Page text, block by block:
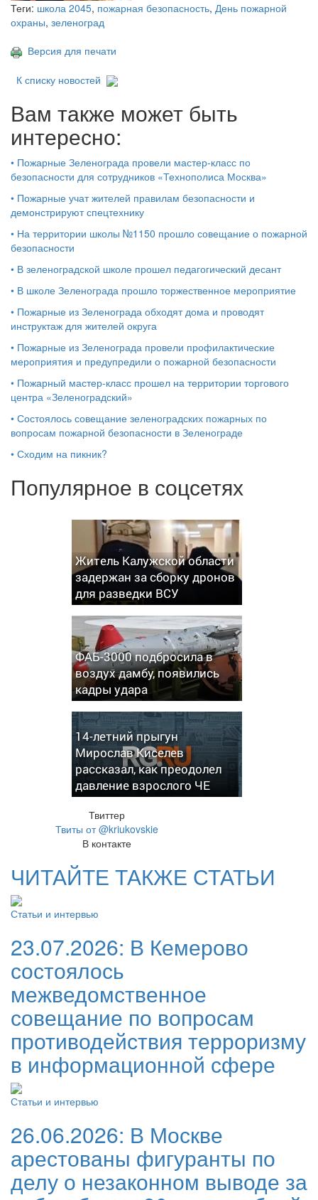
Теги: школа 2045, пожарная безопасность, День пожарной
охраны, зеленоград
Версия для печати
К списку новостей
Вам также может быть
интересно:
• Пожарные Зеленограда провели мастер-класс по
безопасности для сотрудников «Технополиса Москва»
• Пожарные учат жителей правилам безопасности и
демонстрируют спецтехнику
• На территории школы №1150 прошло совещание о пожарной
безопасности
• В зеленоградской школе прошел педагогический десант
• В школе Зеленограда прошло торжественное мероприятие
• Пожарные из Зеленограда обходят дома и проводят
инструктаж для жителей округа
• Пожарные из Зеленограда провели профилактические
мероприятия и предупредили о пожарной безопасности
• Пожарный мастер-класс прошел на территории торгового
центра «Зеленоградский»
• Состоялось совещание зеленоградских пожарных по
вопросам пожарной безопасности в Зеленограде
• Сходим на пикник?
Популярное в соцсетях
Житель Калужской области
задержан за сборку дронов
для разведки ВСУ
ФАБ-3000 подбросила в
воздух дамбу, появились
кадры удара
14-летний прыгун
Мирослав Киселев
рассказал, как преодолел
давление взрослого ЧЕ
Твиттер
Твиты от @kriukovskie
В контакте
ЧИТАЙТЕ ТАКЖЕ СТАТЬИ
Статьи и интервью
23.07.2026: В Кемерово
состоялось
межведомственное
совещание по вопросам
противодействия терроризму
в информационной сфере
Статьи и интервью
26.06.2026: В Москве
арестованы фигуранты по
делу о незаконном выводе за